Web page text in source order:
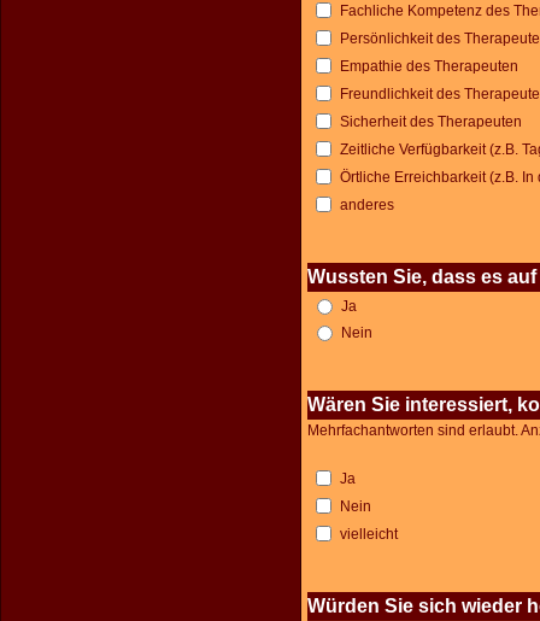
Fachliche Kompetenz des
Persönlichkeit des
Empathie des Therapeuten
Freundlichkeit des
Sicherheit des Therapeuten
Zeitliche Verfügbarkeit (z.B.
Örtliche Erreichbarkeit (z.B.
anderes
Wussten Sie, dass es
Ja
Nein
Wären Sie interessiert,
Mehrfachantworten sind erlaubt.
Ja
Nein
vielleicht
Würden Sie sich wieder